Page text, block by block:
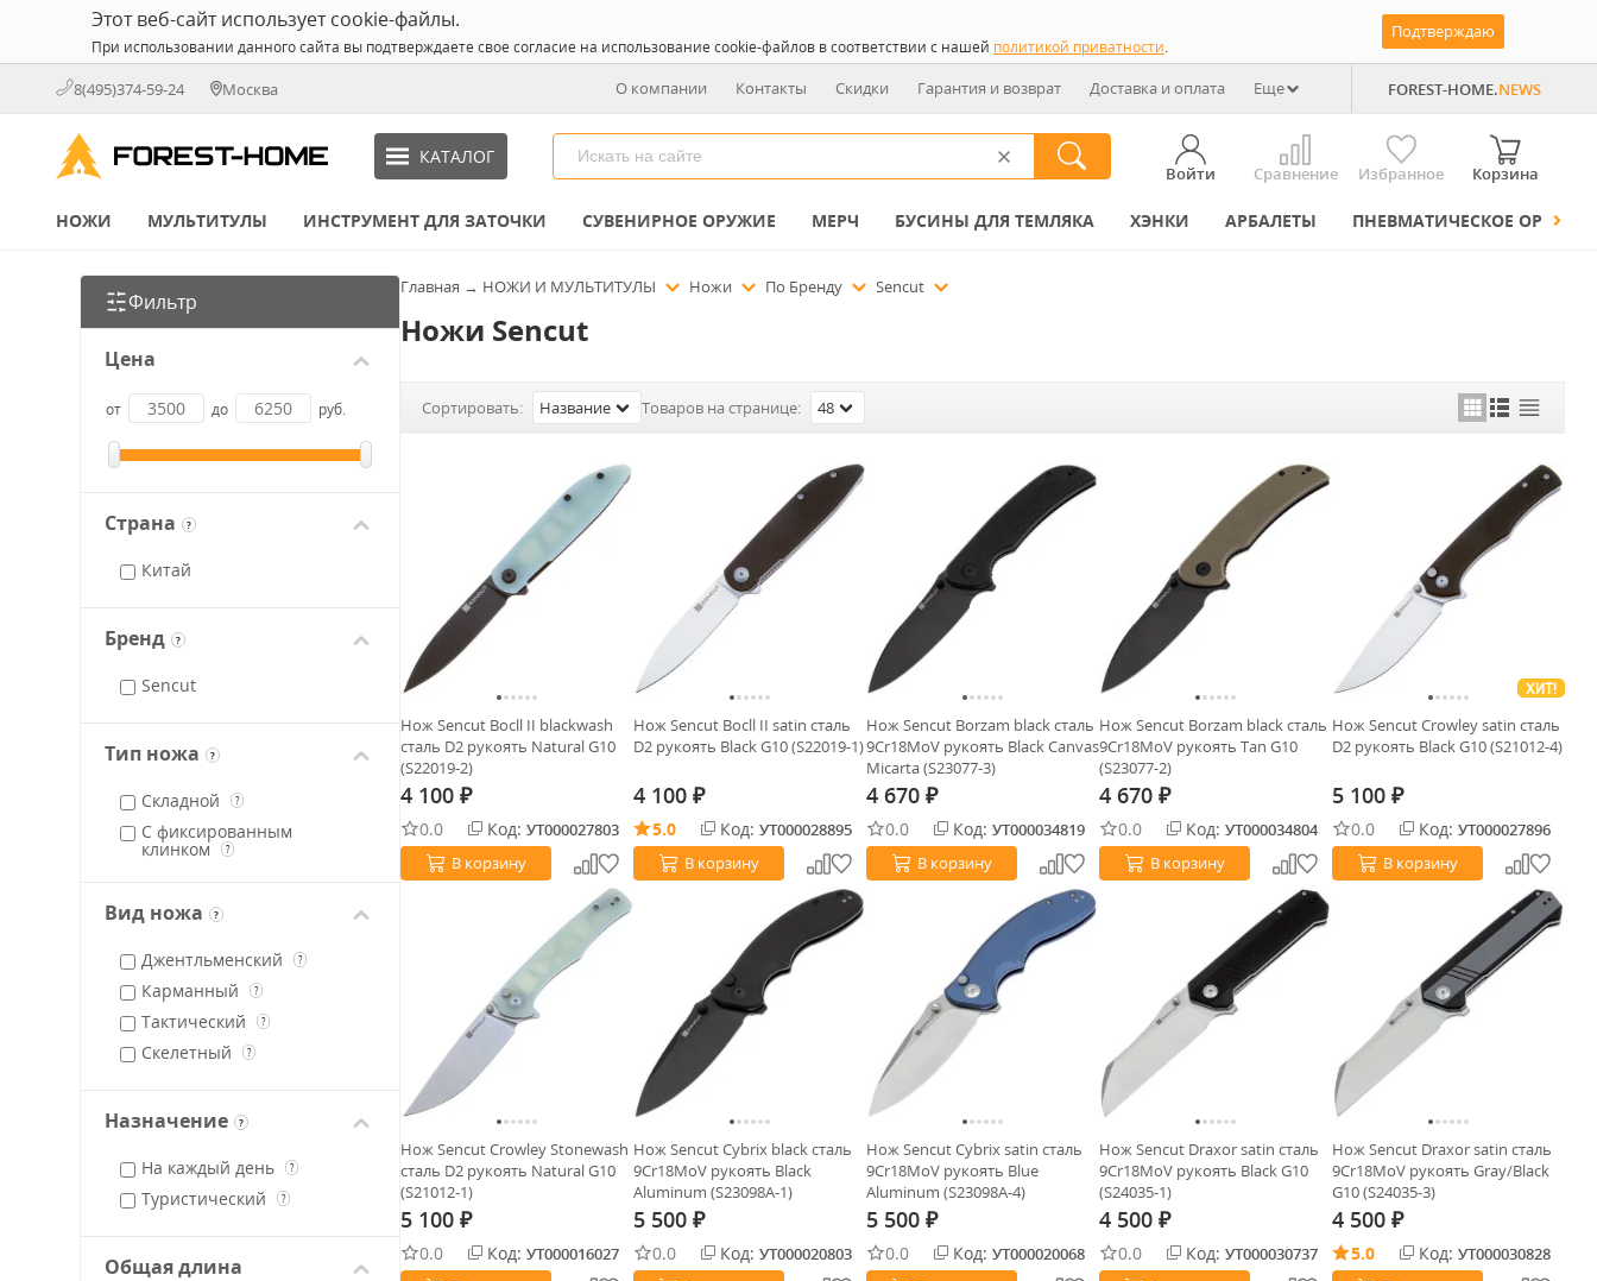
Этот веб-сайт использует cookie-файлы.
При использовании данного сайта вы подтверждаете свое согласие на использование cookie-файлов в соответствии с нашей политикой приватности.
Подтверждаю
8(495)374-59-24 Москва О компании Контакты Скидки Гарантия и возврат Доставка и оплата Еще FOREST-HOME.NEWS
КАТАЛОГ
Войти Сравнение Избранное Корзина
НОЖИ МУЛЬТИТУЛЫ ИНСТРУМЕНТ ДЛЯ ЗАТОЧКИ СУВЕНИРНОЕ ОРУЖИЕ МЕРЧ БУСИНЫ ДЛЯ ТЕМЛЯКА ХЭНКИ АРБАЛЕТЫ ПНЕВМАТИЧЕСКОЕ ОРУЖИЕ
Фильтр
Цена
от до руб.
Страна ?
Китай
Бренд ?
Sencut
Тип ножа ?
Складной ?
С фиксированным
клинком
?
Вид ножа ?
Джентльменский ?
Карманный ?
Тактический ?
Скелетный ?
Назначение ?
На каждый день ?
Туристический ?
Общая длина
Главная → НОЖИ И МУЛЬТИТУЛЫ Ножи По Бренду Sencut
Ножи Sencut
Сортировать: Название Товаров на странице: 48
Нож Sencut Bocll II blackwash
сталь D2 рукоять Natural G10
(S22019-2)
4 100 ₽
0.0 Код: УТ000027803
В корзину
Нож Sencut Bocll II satin сталь
D2 рукоять Black G10 (S22019-1)
4 100 ₽
5.0 Код: УТ000028895
В корзину
Нож Sencut Borzam black сталь
9Cr18MoV рукоять Black Canvas
Micarta (S23077-3)
4 670 ₽
0.0 Код: УТ000034819
В корзину
Нож Sencut Borzam black сталь
9Cr18MoV рукоять Tan G10
(S23077-2)
4 670 ₽
0.0 Код: УТ000034804
В корзину
ХИТ!
Нож Sencut Crowley satin сталь
D2 рукоять Black G10 (S21012-4)
5 100 ₽
0.0 Код: УТ000027896
В корзину
Нож Sencut Crowley Stonewash
сталь D2 рукоять Natural G10
(S21012-1)
5 100 ₽
0.0 Код: УТ000016027
Нож Sencut Cybrix black сталь
9Cr18MoV рукоять Black
Aluminum (S23098A-1)
5 500 ₽
0.0 Код: УТ000020803
Нож Sencut Cybrix satin сталь
9Cr18MoV рукоять Blue
Aluminum (S23098A-4)
5 500 ₽
0.0 Код: УТ000020068
Нож Sencut Draxor satin сталь
9Cr18MoV рукоять Black G10
(S24035-1)
4 500 ₽
0.0 Код: УТ000030737
Нож Sencut Draxor satin сталь
9Cr18MoV рукоять Gray/Black
G10 (S24035-3)
4 500 ₽
5.0 Код: УТ000030828